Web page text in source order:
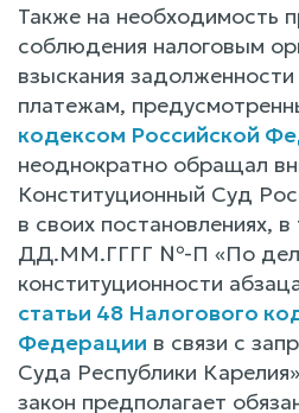
Также на необходимость
соблюдения налоговым
взыскания
платежам,
кодексом Российской
неоднократно обращал
Конституционный Суд
в своих постановлениях,
ДД.ММ.ГГГГ №-П «По
конституционности
статьи 48 Налогового
Федерации в связи с
Суда Республики
закон предполагает